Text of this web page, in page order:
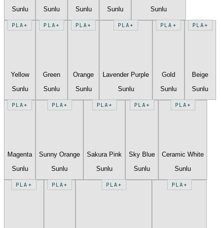
Sunlu
Sunlu
Sunlu
Sunlu
Sunlu
PLA+
Yellow
Sunlu
PLA+
Green
Sunlu
PLA+
Orange
Sunlu
PLA+
Lavender Purple
Sunlu
PLA+
Gold
Sunlu
PLA+
Beige
Sunlu
PLA+
Magenta
Sunlu
PLA+
Sunny Orange
Sunlu
PLA+
Sakura Pink
Sunlu
PLA+
Sky Blue
Sunlu
PLA+
Ceramic White
Sunlu
PLA+ PLA+ PLA+ PLA+